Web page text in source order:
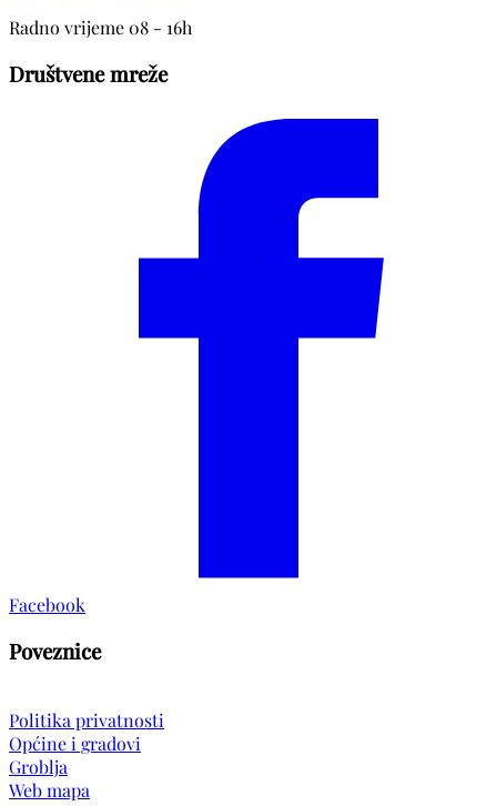
Radno vrijeme 08 - 16h
Društvene mreže
Facebook
Poveznice
Politika privatnosti
Općine i gradovi
Groblja
Web mapa